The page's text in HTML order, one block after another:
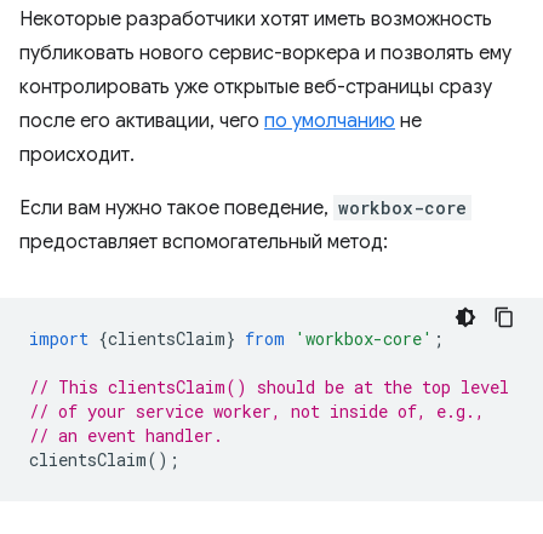
Некоторые разработчики хотят иметь возможность
публиковать нового сервис-воркера и позволять ему
контролировать уже открытые веб-страницы сразу
после его активации, чего по умолчанию не
происходит.
Если вам нужно такое поведение, workbox-core
предоставляет вспомогательный метод:
import {clientsClaim} from 'workbox-core' ;
// This clientsClaim() should be at the top level
// of your service worker, not inside of, e.g.,
// an event handler.
clientsClaim();